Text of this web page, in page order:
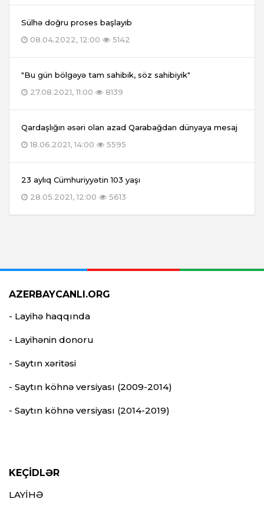
Sülhə doğru proses başlayıb
08.04.2022, 12:00
5142
"Bu gün bölgəyə tam sahibik, söz sahibiyik"
27.08.2021, 11:00
8139
Qardaşlığın əsəri olan azad Qarabağdan dünyaya mesaj
18.06.2021, 14:00
5595
23 aylıq Cümhuriyyətin 103 yaşı
28.05.2021, 12:00
5613
AZERBAYCANLI.ORG
- Layihə haqqında
- Layihənin donoru
- Saytın xəritəsi
- Saytın köhnə versiyası (2009-2014)
- Saytın köhnə versiyası (2014-2019)
KEÇİDLƏR
LAYİHƏ